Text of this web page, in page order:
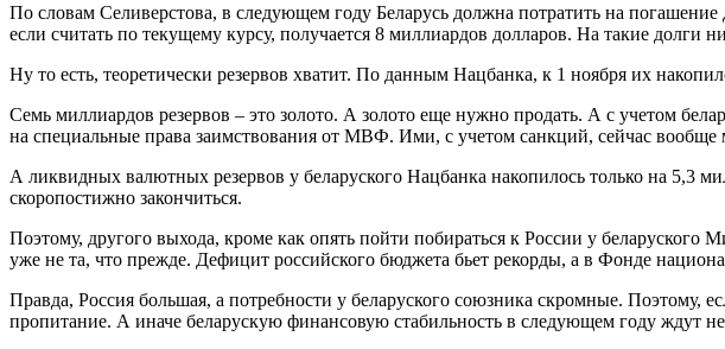
По словам Селиверстова, в следующем году Беларусь должна потратить на
если считать по текущему курсу, получается 8 миллиардов долларов. На такие долги
Ну то есть, теоретически резервов хватит. По данным Нацбанка, к 1 ноября их
Семь миллиардов резервов – это золото. А золото еще нужно продать. А с учетом
на специальные права заимствования от МВФ. Ими, с учетом санкций, сейчас вообще
А ликвидных валютных резервов у беларуского Нацбанка накопилось только на 5,3
скоропостижно закончиться.
Поэтому, другого выхода, кроме как опять пойти побираться к России у
уже не та, что прежде. Дефицит российского бюджета бьет рекорды, а в Фонде
Правда, Россия большая, а потребности у беларуского союзника скромные. Поэтому,
пропитание. А иначе беларускую финансовую стабильность в следующем году ждут